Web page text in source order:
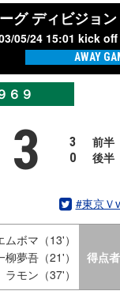
グ ディビジョ
05/24 15:01 kick off
AWAY
６９
3 3 前半
0
後半
#東京Ｖ
ムボマ（13'）
柳夢吾（21'）
ラモン（37'）
得点者